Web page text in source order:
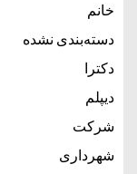
خانم
دسته‌بندی نشده
دکترا
دیپلم
شرکت
شهرداری